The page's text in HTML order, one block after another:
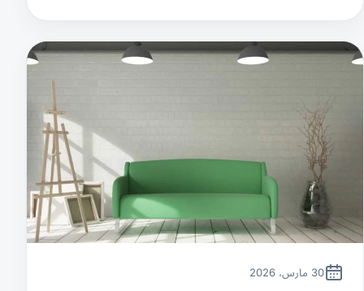
30 مارس، 2026